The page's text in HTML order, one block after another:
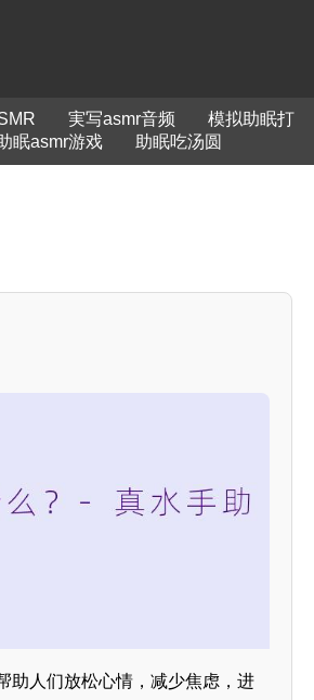
実写asmr音频
模拟助眠打
眠asmr游戏 助眠吃汤圆
助人们放松心情，减少焦虑，进